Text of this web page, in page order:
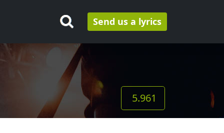
Send us a lyrics
5.961